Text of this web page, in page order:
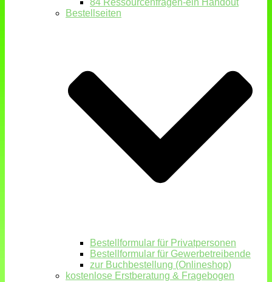
Bestellseiten
Bestellformular für Privatpersonen
Bestellformular für Gewerbetreibende
zur Buchbestellung (Onlineshop)
kostenlose Erstberatung & Fragebogen